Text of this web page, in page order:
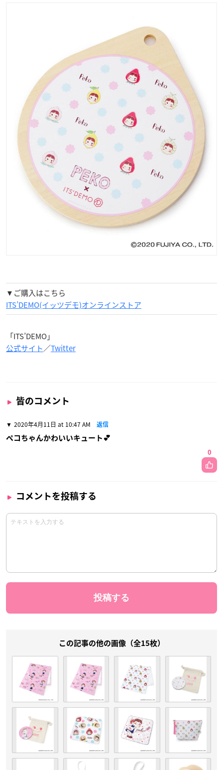
▼ご購入はこちら
ITS’DEMO(イッツデモ)オンラインストア
「ITS’DEMO」
公式サイト／Twitter
皆のコメント
2020年4月11日 at 10:47 AM 返信
ペコちゃんかわいいキュート💕
0
コメントを投稿する
この記事の他の画像（全15枚）